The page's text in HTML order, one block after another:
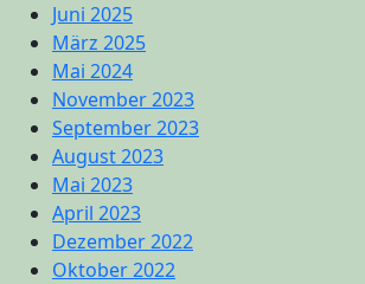
Juni 2025
März 2025
Mai 2024
November 2023
September 2023
August 2023
Mai 2023
April 2023
Dezember 2022
Oktober 2022